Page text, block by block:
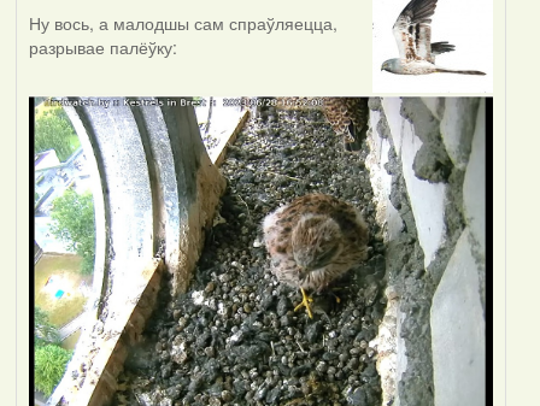
Ну вось, а малодшы сам спраўляецца,
разрывае палёўку: